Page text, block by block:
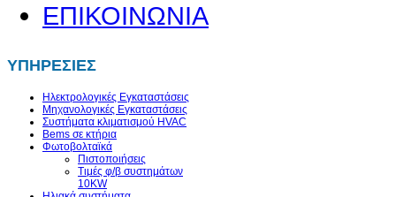
ΕΠΙΚΟΙΝΩΝΙΑ
ΥΠΗΡΕΣΙΕΣ
Ηλεκτρολογικές Εγκαταστάσεις
Μηχανολογικές Εγκαταστάσεις
Συστήματα κλιματισμού HVAC
Bems σε κτήρια
Φωτοβολταϊκά
Πιστοποιήσεις
Τιμές φ/β συστημάτων
10KW